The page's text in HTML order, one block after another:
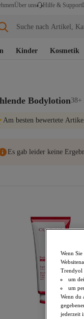
Über uns Hilfe & Support
Suche nach Artikel,
Kinder Kosmetik
Bodylotion38+
Am besten bewertete
Es gab leider keine
Wenn
Trendyol
um
um
Wenn du
jederzeit